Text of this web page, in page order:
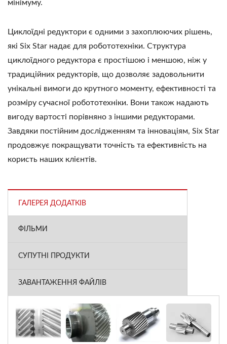
мінімуму.
Циклоїдні редуктори є одними з захоплюючих рішень,
які Six Star надає для робототехніки. Структура
циклоїдного редуктора є простішою і меншою, ніж у
традиційних редукторів, що дозволяє задовольнити
унікальні вимоги до крутного моменту, ефективності та
розміру сучасної робототехніки. Вони також надають
вигоду вартості порівняно з іншими редукторами.
Завдяки постійним дослідженням та інноваціям, Six Star
продовжує покращувати точність та ефективність на
користь наших клієнтів.
ГАЛЕРЕЯ ДОДАТКІВ
ФІЛЬМИ
СУПУТНІ ПРОДУКТИ
ЗАВАНТАЖЕННЯ ФАЙЛІВ